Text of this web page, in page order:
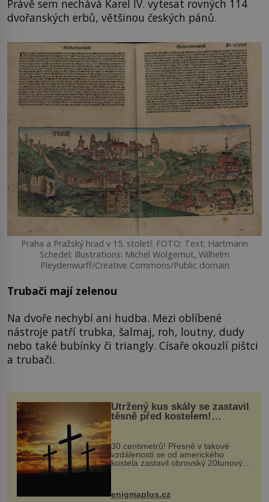
Právě sem nechává Karel IV. vytesat rovných 114
dvořanských erbů, většinou českých pánů.
Praha a Pražský hrad v 15. století. FOTO: Text: Hartmann
Schedel; Illustrations: Michel Wolgemut, Wilhelm
Pleydenwurff/Creative Commons/Public domain
Trubači mají zelenou
Na dvoře nechybí ani hudba. Mezi oblíbené
nástroje patří trubka, šalmaj, roh, loutny, dudy
nebo také bubínky či triangly. Císaře okouzlí pištci
a trubači.
Utržený kus skály se zastavil
těsně před kostelem!
Ochránila ho boží síla?
30 centimetrů! Přesně v takové
vzdálenosti se od amerického
kostela zastavil obrovský 20tunový
...
enigmaplus.cz